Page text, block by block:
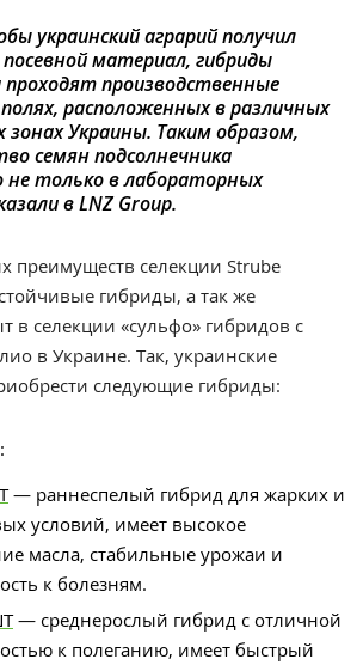
украинский аграрий получил
материал, гибриды
проходят производственные
расположенных в различных
зонах Украины. Таким образом,
семян подсолнечника
только в лабораторных
в LNZ Group.
преимуществ селекции Strube
гибриды, а так же
в селекции «сульфо» гибридов с
в Украине. Так, украинские
следующие гибриды:
— раннеспелый гибрид для жарких и
условий, имеет высокое
масла, стабильные урожаи и
к болезням.
— среднерослый гибрид с отличной
к полеганию, имеет быстрый